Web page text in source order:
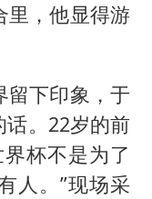
里，他显得游
留下印象，于
。22岁的前
杯不是为了
人。”现场采